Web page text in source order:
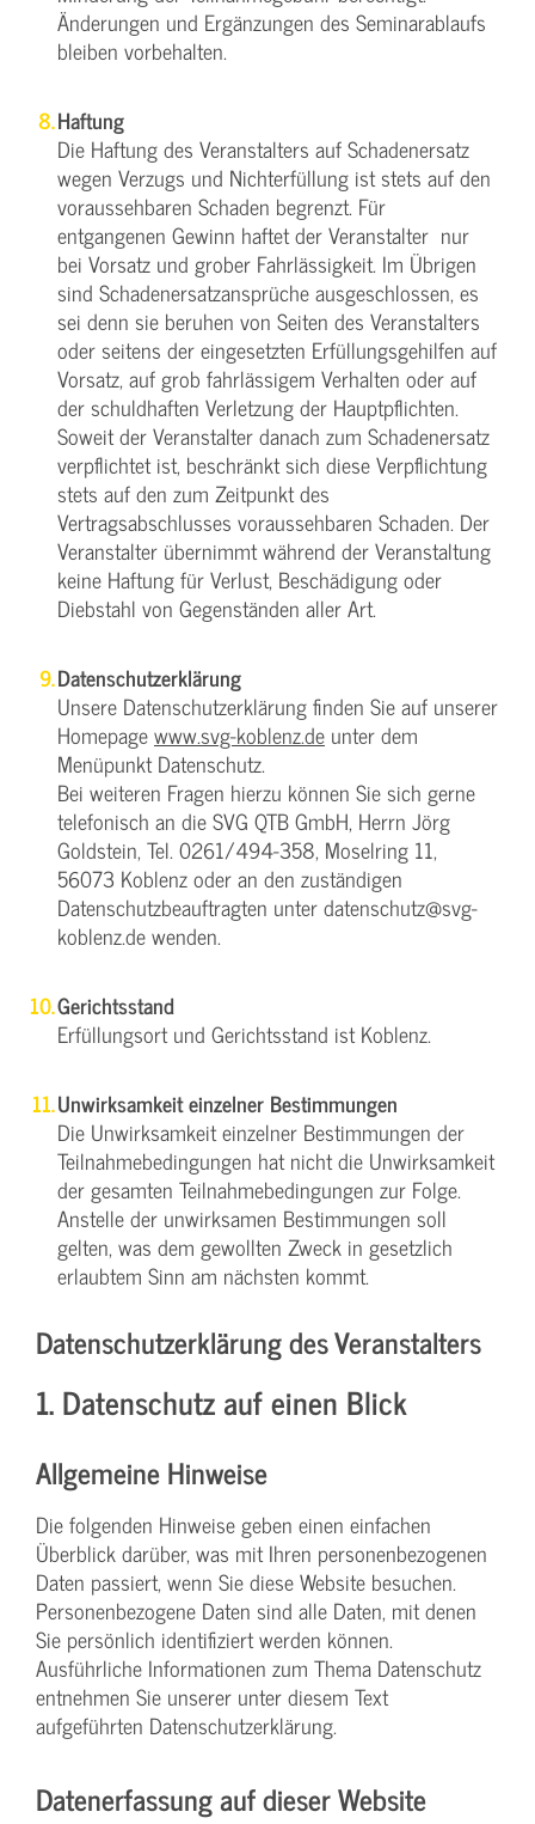
Änderungen und Ergänzungen des Seminarablaufs
bleiben vorbehalten.
Haftung
Die Haftung des Veranstalters auf Schadenersatz
wegen Verzugs und Nichterfüllung ist stets auf den
voraussehbaren Schaden begrenzt. Für
entgangenen Gewinn haftet der Veranstalter nur
bei Vorsatz und grober Fahrlässigkeit. Im Übrigen
sind Schadenersatzansprüche ausgeschlossen, es
sei denn sie beruhen von Seiten des Veranstalters
oder seitens der eingesetzten Erfüllungsgehilfen auf
Vorsatz, auf grob fahrlässigem Verhalten oder auf
der schuldhaften Verletzung der Hauptpflichten.
Soweit der Veranstalter danach zum Schadenersatz
verpflichtet ist, beschränkt sich diese Verpflichtung
stets auf den zum Zeitpunkt des
Vertragsabschlusses voraussehbaren Schaden. Der
Veranstalter übernimmt während der Veranstaltung
keine Haftung für Verlust, Beschädigung oder
Diebstahl von Gegenständen aller Art.
Datenschutzerklärung
Unsere Datenschutzerklärung finden Sie auf unserer
Homepagewww.svg-koblenz.de unter dem
Menüpunkt Datenschutz.
Bei weiteren Fragen hierzu können Sie sich gerne
telefonisch an die SVG QTB GmbH, Herrn Jörg
Goldstein, Tel. 0261/494-358, Moselring 11,
56073 Koblenz oder an den zuständigen
Datenschutzbeauftragten unter datenschutz@svg-
koblenz.de wenden.
Gerichtsstand
Erfüllungsort und Gerichtsstand ist Koblenz.
Unwirksamkeit einzelner Bestimmungen
Die Unwirksamkeit einzelner Bestimmungen der
Teilnahmebedingungen hat nicht die Unwirksamkeit
der gesamten Teilnahmebedingungen zur Folge.
Anstelle der unwirksamen Bestimmungen soll
gelten, was dem gewollten Zweck in gesetzlich
erlaubtem Sinn am nächsten kommt.
Datenschutzerklärung des Veranstalters
1. Datenschutz auf einen Blick
Allgemeine Hinweise
Die folgenden Hinweise geben einen einfachen
Überblick darüber, was mit Ihren personenbezogenen
Daten passiert, wenn Sie diese Website besuchen.
Personenbezogene Daten sind alle Daten, mit denen
Sie persönlich identifiziert werden können.
Ausführliche Informationen zum Thema Datenschutz
entnehmen Sie unserer unter diesem Text
aufgeführten Datenschutzerklärung.
Datenerfassung auf dieser Website